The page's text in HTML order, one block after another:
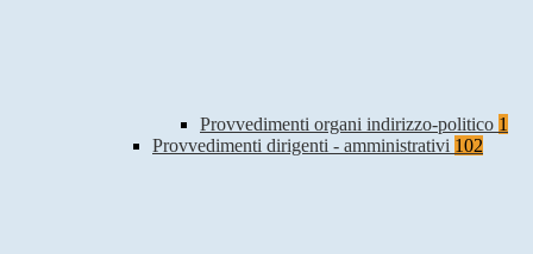
Provvedimenti organi indirizzo-politico 1
Provvedimenti dirigenti - amministrativi 102